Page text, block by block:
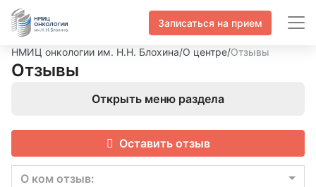
Записаться на прием
НМИЦ онкологии им. Н.Н. Блохина/О центре/Отзывы
Отзывы
Открыть меню раздела
Оставить отзыв
О ком отзыв: